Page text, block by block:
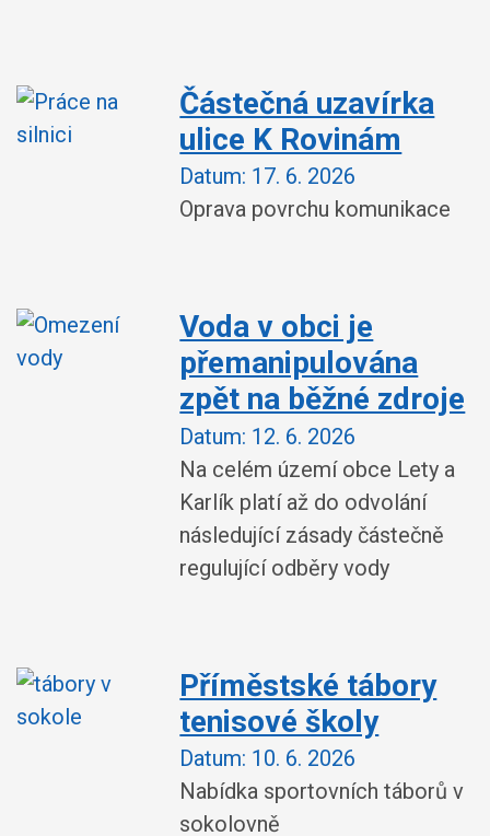
Částečná uzavírka
ulice K Rovinám
Datum: 17. 6. 2026
Oprava povrchu komunikace
Voda v obci je
přemanipulována
zpět na běžné zdroje
Datum: 12. 6. 2026
Na celém území obce Lety a
Karlík platí až do odvolání
následující zásady částečně
regulující odběry vody
Příměstské tábory
tenisové školy
Datum: 10. 6. 2026
Nabídka sportovních táborů v
sokolovně